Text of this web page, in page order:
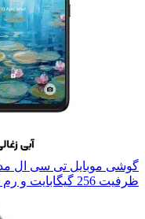
ظرفیت 256 گیگابایت و رم 8 گیگابایت